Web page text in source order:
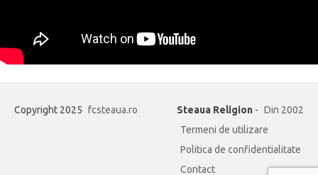
Copyright 2025 fcsteaua.ro Steaua Religion - Din 2002
Termeni de utilizare
Politica de confidentialitate
Contact